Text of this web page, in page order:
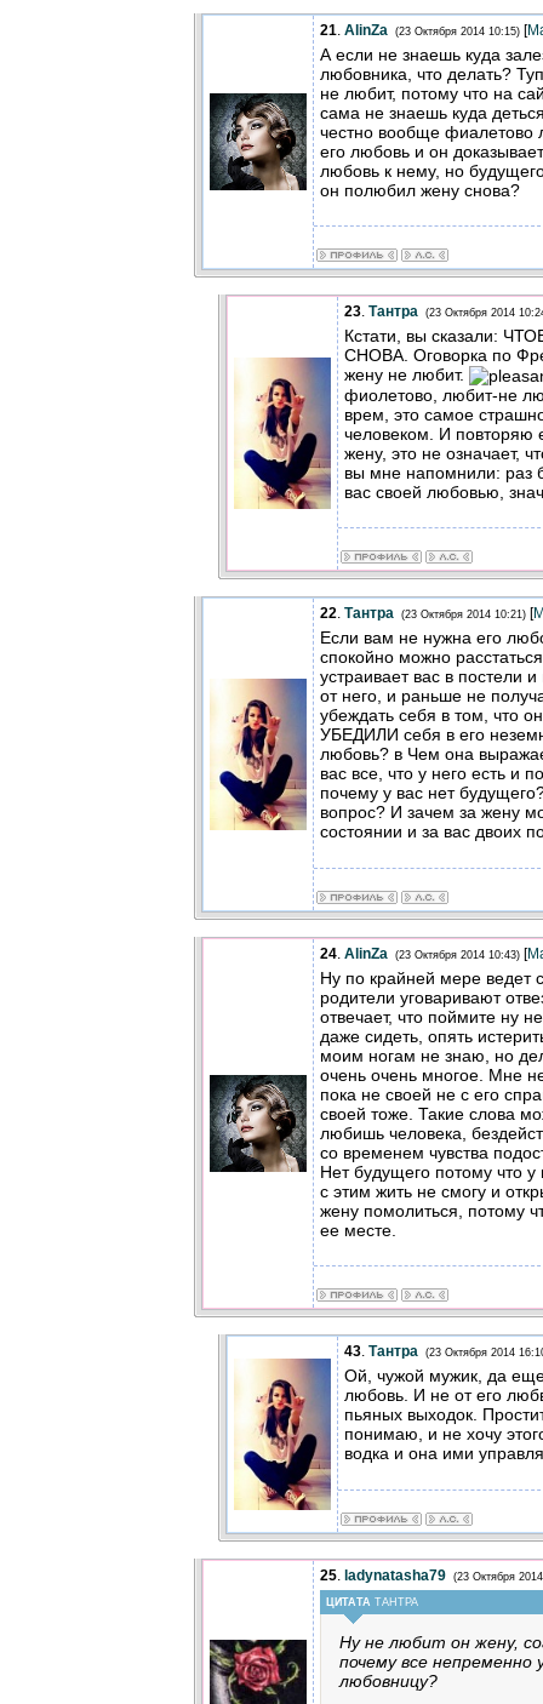
21. AlinZa (23 Октября 2014 10:15) [
А если не знаешь куда
любовника, что делать?
не любит, потому что на
сама не знаешь куда
честно вообще фиалетово
его любовь и он
любовь к нему, но
он полюбил жену снова?
23. Тантра (23 Октября 2014
Кстати, вы сказали:
СНОВА. Оговорка по
жену не любит.
фиолетово, любит-не
врем, это самое
человеком. И повторяю
жену, это не означает,
вы мне напомнили: раз
вас своей любовью,
22. Тантра (23 Октября 2014 10:21) [
Если вам не нужна его
спокойно можно
устраивает вас в постели
от него, и раньше не
убеждать себя в том, что
УБЕДИЛИ себя в его
любовь? в Чем она
вас все, что у него есть и
почему у вас нет
вопрос? И зачем за жену
состоянии и за вас двоих
24. AlinZa (23 Октября 2014 10:43) [
Ну по крайней мере ведет
родители уговаривают
отвечает, что поймите ну
даже сидеть, опять
моим ногам не знаю, но
очень очень многое. Мне
пока не своей не с его
своей тоже. Такие слова
любишь человека,
со временем чувства
Нет будущего потому что
с этим жить не смогу и
жену помолиться, потому
ее месте.
43. Тантра (23 Октября 2014
Ой, чужой мужик, да
любовь. И не от его
пьяных выходок.
понимаю, и не хочу
водка и она ими
25. ladynatasha79 (23 Октября
ЦИТАТА ТАНТРА
Ну не любит он жену,
почему все
любовницу?